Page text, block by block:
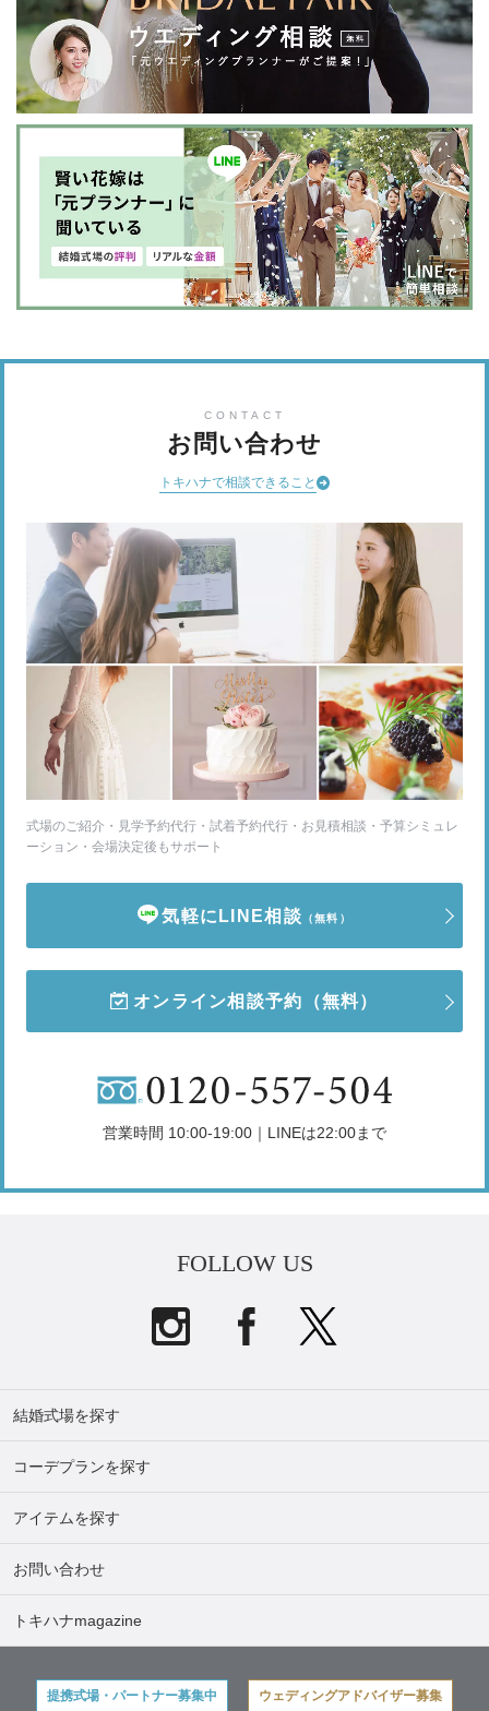
CONTACT
お問い合わせ
トキハナで相談できること
式場のご紹介・見学予約代行・試着予約代行・お見積相談・予算シミュレ
ーション・会場決定後もサポート
気軽にLINE相談 （無料）
オンライン相談予約 （無料）
営業時間 10:00-19:00｜LINEは22:00まで
FOLLOW US
結婚式場を探す
コーデプランを探す
アイテムを探す
お問い合わせ
トキハナmagazine
提携式場・パートナー募集中 ウェディングアドバイザー募集